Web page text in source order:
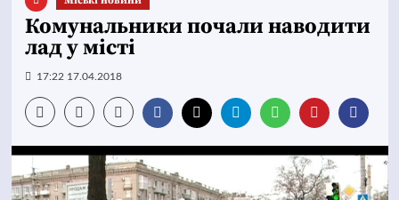
Комунальники почали наводити
лад у місті
17:22 17.04.2018